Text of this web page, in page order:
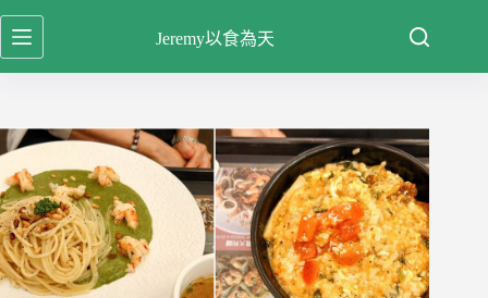
跳
至
容
Jeremy以食為天